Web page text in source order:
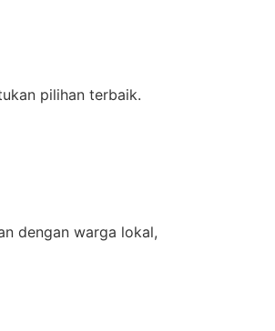
pilihan terbaik.
dengan warga lokal,